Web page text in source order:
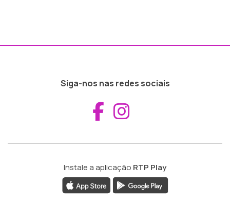
Siga-nos nas redes sociais
Aceder ao
Instale a aplicação RTP Play